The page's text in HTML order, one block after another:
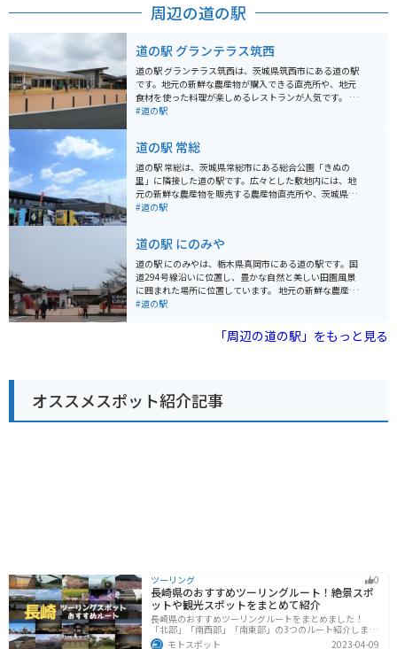
周辺の道の駅
道の駅 グランテラス筑西
道の駅 グランテラス筑西は、茨城県筑西市にある道の駅
です。地元の新鮮な農産物が購入できる直売所や、地元
食材を使った料理が楽しめるレストランが人気です。 バ
イクで訪れる場合、広い駐車場があるので安心して駐車
ス筑西は、地元の特産品である「下館ラーメン」や「し
もだて麦っこ」なども販売しています。ぜひお土産にい
かがでしょうか。また、併設されている「しもだて地域
交流センター」では、地元の歴史や文化に触れることが
できます。
#道の駅
道の駅 常総
道の駅 常総は、茨城県常総市にある総合公園「きぬの
里」に隣接した道の駅です。広々とした敷地内には、地
元の新鮮な農産物を販売する農産物直売所や、茨城県の
特産品を扱う物産館、食事処などがあります。 きぬの里
ができます。特に春には、約1,000本のソメイヨシノが
咲き誇る桜の名所としても人気です。道の駅 常総は、ツ
ーリングの休憩スポットとしても利用でき、バイクスタ
ンドも設置されています。 常総市は、鬼怒川が流れる自
然豊かな地域であり、米や野菜などの農産物が盛んで
ツ」や、茨城県産の銘柄豚「ローズポーク」を使用した
#道の駅
道の駅 にのみや
道の駅 にのみやは、栃木県真岡市にある道の駅です。国
道294号線沿いに位置し、豊かな自然と美しい田園風景
に囲まれた場所に位置しています。 地元の新鮮な農産物
が人気で、特に「にのみやブランド」に認定された農産
もちろんのこと、地元産の米や味噌、醤油などの加工品
も豊富に揃っています。 また、併設されているレストラ
季折々の景色を楽しめる「井頭公園」や、歴史を感じら
れる「二宮尊徳資料館」など、観光スポットも点在して
います。道の駅 にのみやを拠点に、栃木県の魅力を満喫
#道の駅
「周辺の道の駅」をもっと見る
オススメスポット紹介記事
ツーリング 0
長崎県のおすすめツーリングルート！絶景スポ
ットや観光スポットをまとめて紹介
長崎県のおすすめツーリングルートをまとめました！
「北部」「南西部」「南東部」の3つのルート紹介しま
す。国際色豊かな街並みや世界遺産、絶景ポイントが数
モトスポット 2023-04-09